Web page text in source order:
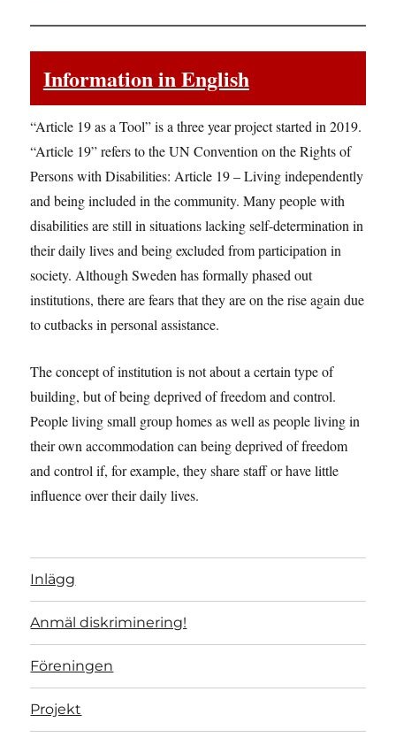
Information in English
“Article 19 as a Tool” is a three year project started in 2019.
“Article 19” refers to the UN Convention on the Rights of
Persons with Disabilities: Article 19 – Living independently
and being included in the community. Many people with
disabilities are still in situations lacking self-determination in
their daily lives and being excluded from participation in
society. Although Sweden has formally phased out
institutions, there are fears that they are on the rise again due
to cutbacks in personal assistance.
The concept of institution is not about a certain type of
building, but of being deprived of freedom and control.
People living small group homes as well as people living in
their own accommodation can being deprived of freedom
and control if, for example, they share staff or have little
influence over their daily lives.
Inlägg
Anmäl diskriminering!
Föreningen
Projekt